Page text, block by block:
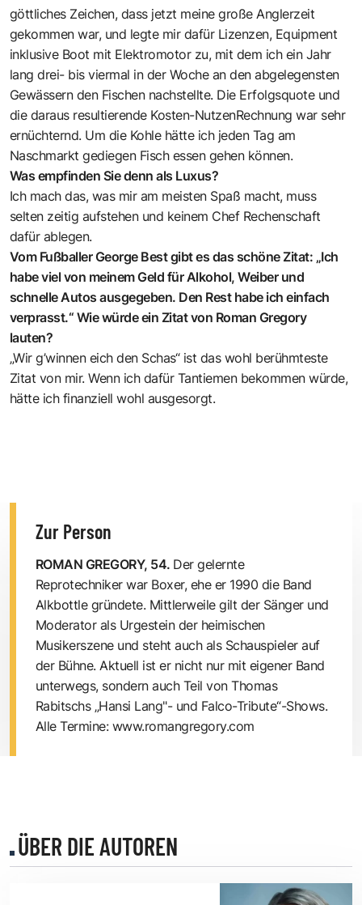
göttliches Zeichen, dass jetzt meine große Anglerzeit
gekommen war, und legte mir dafür Lizenzen, Equipment
inklusive Boot mit Elektromotor zu, mit dem ich ein Jahr
lang drei- bis viermal in der Woche an den abgelegensten
Gewässern den Fischen nachstellte. Die Erfolgsquote und
die daraus resultierende Kosten-NutzenRechnung war sehr
ernüchternd. Um die Kohle hätte ich jeden Tag am
Naschmarkt gediegen Fisch essen gehen können.
Was empfinden Sie denn als Luxus?
Ich mach das, was mir am meisten Spaß macht, muss
selten zeitig aufstehen und keinem Chef Rechenschaft
dafür ablegen.
Vom Fußballer George Best gibt es das schöne Zitat: „Ich
habe viel von meinem Geld für Alkohol, Weiber und
schnelle Autos ausgegeben. Den Rest habe ich einfach
verprasst.“ Wie würde ein Zitat von Roman Gregory
lauten?
„Wir g’winnen eich den Schas“ ist das wohl berühmteste
Zitat von mir. Wenn ich dafür Tantiemen bekommen würde,
hätte ich finanziell wohl ausgesorgt.
Zur Person
ROMAN GREGORY, 54. Der gelernte
Reprotechniker war Boxer, ehe er 1990 die Band
Alkbottle gründete. Mittlerweile gilt der Sänger und
Moderator als Urgestein der heimischen
Musikerszene und steht auch als Schauspieler auf
der Bühne. Aktuell ist er nicht nur mit eigener Band
unterwegs, sondern auch Teil von Thomas
Rabitschs „Hansi Lang"- und Falco-Tribute“-Shows.
Alle Termine: www.romangregory.com
ÜBER DIE AUTOREN